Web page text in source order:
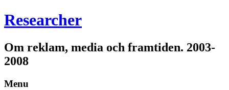
Researcher
Om reklam, media och framtiden. 2003-
2008
Menu